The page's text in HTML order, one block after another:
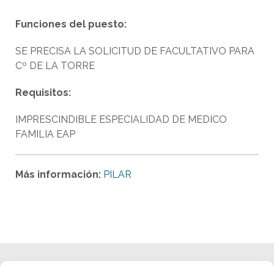
Funciones del puesto:
SE PRECISA LA SOLICITUD DE FACULTATIVO PARA
Cº DE LA TORRE
Requisitos:
IMPRESCINDIBLE ESPECIALIDAD DE MEDICO
FAMILIA EAP
Más información: PILAR